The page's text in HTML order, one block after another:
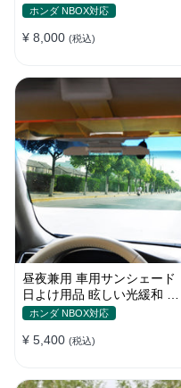
泊 紫外線UVカット 仮眠 断熱
ホンダ NBOX対応
¥ 8,000 (税込)
昼夜兼用 車用サンシェード
日よけ用品 眩しい光緩和 長
時間運転 特殊遮光素材
ホンダ NBOX対応
¥ 5,400 (税込)